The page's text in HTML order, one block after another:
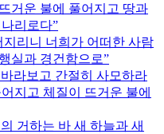
거운 불에 풀어지고 땅과
리로다
리니 너희가 어떠한 사람
실과 경건함으로
라보고 간절히 사모하라
지고 체질이 뜨거운 불에
거하는 바 새 하늘과 새